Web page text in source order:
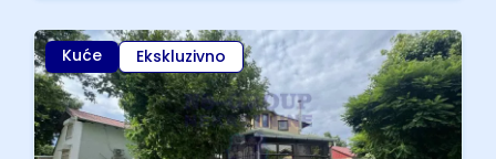
Kuće Ekskluzivno